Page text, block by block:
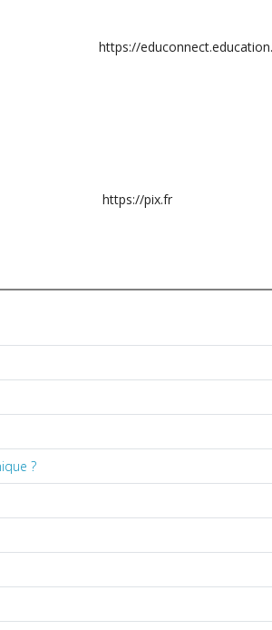
https://
https://pix.fr
?